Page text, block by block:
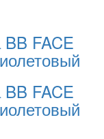
FACE
FACE